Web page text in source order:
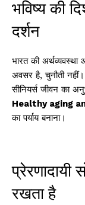
भविष्य की
दर्शन
भारत की
अवसर है, चुनौती नहीं।
सीनियर्स जीवन का
Healthy aging
का पर्याय बनाना।
रखता है